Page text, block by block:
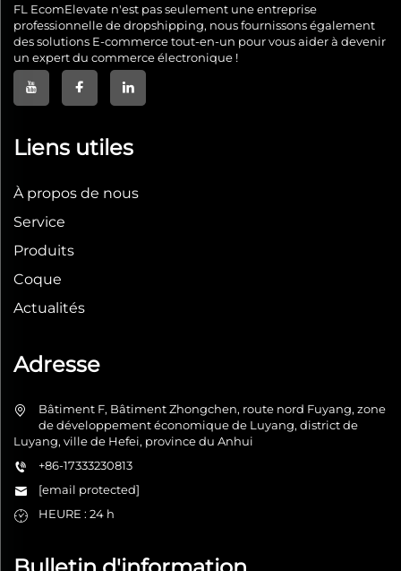
FL EcomElevate n'est pas seulement une entreprise
professionnelle de dropshipping, nous fournissons également
des solutions E-commerce tout-en-un pour vous aider à devenir
un expert du commerce électronique !
Liens utiles
À propos de nous
Service
Produits
Coque
Actualités
Adresse
Bâtiment F, Bâtiment Zhongchen, route nord Fuyang, zone
de développement économique de Luyang, district de
Luyang, ville de Hefei, province du Anhui
+86-17333230813
[email protected]
HEURE : 24 h